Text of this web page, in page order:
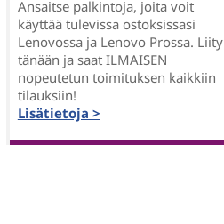
Ansaitse palkintoja, joita voit
käyttää tulevissa ostoksissasi
Lenovossa ja Lenovo Prossa. Liity
tänään ja saat ILMAISEN
nopeutetun toimituksen kaikkiin
tilauksiin!
Lisätietoja >